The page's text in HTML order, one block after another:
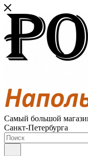
Самый большой
Санкт-Петербурга